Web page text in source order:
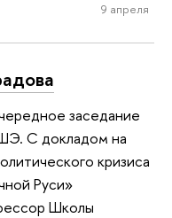
9 апреля
заседание
С докладом на
кризиса
Руси»
Школы